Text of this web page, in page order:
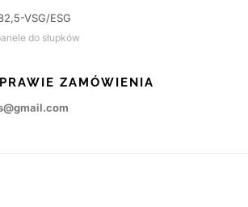
VSG/ESG
do słupków
ZAMÓWIENIA